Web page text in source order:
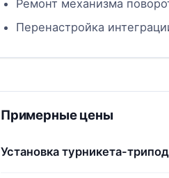
Ремонт механизма
Перенастройка
Примерные цены
Установка турникета-